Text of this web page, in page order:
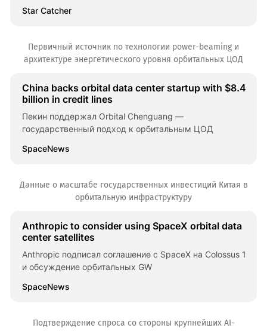
Star Catcher
Первичный источник по технологии power-beaming и
архитектуре энергетического уровня орбитальных ЦОД
China backs orbital data center startup with $8.4
billion in credit lines
Пекин поддержал Orbital Chenguang —
государственный подход к орбитальным ЦОД
SpaceNews
Данные о масштабе государственных инвестиций Китая в
орбитальную инфраструктуру
Anthropic to consider using SpaceX orbital data
center satellites
Anthropic подписал соглашение с SpaceX на Colossus 1
и обсуждение орбитальных GW
SpaceNews
Подтверждение спроса со стороны крупнейших AI-